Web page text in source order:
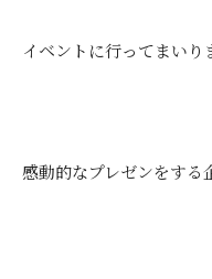
イベントに行ってまいり
感動的なプレゼンをする